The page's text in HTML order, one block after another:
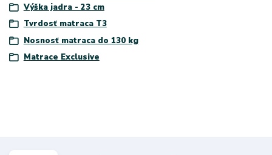
Výška jadra - 23 cm
Tvrdosť matraca T3
Nosnosť matraca do 130 kg
Matrace Exclusive